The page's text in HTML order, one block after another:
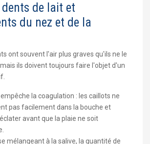
dents de lait et
du nez et de la
ont souvent l'air plus graves qu'ils ne le
ils doivent toujours faire l'objet d'un
empêche la coagulation : les caillots ne
pas facilement dans la bouche et
avant que la plaie ne soit
mélangeant à la salive, la quantité de